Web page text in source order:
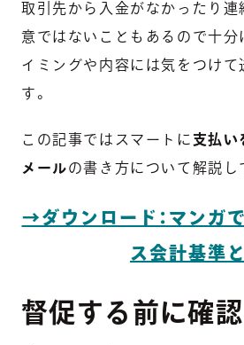
取引先から入金がなかったり連
意ではないこともあるので十分
イミングや内容には気をつけて
す。
この記事ではスマートに 支払い
メールの書き方について解説し
→ダウンロード：マンガ
ス会計基準
督促する前に確